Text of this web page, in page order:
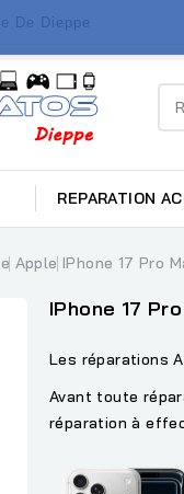
De Dieppe
REPARATION
Apple IPhone 17 Pro
IPhone 17
Les réparations
Avant toute
réparation à